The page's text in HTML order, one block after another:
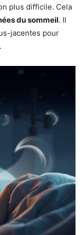
plus difficile. Cela
du sommeil. Il
jacentes pour